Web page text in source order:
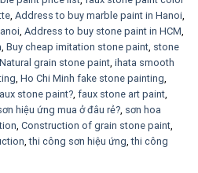
, Address to buy marble paint in Hanoi,
, Address to buy stone paint in HCM,
, Buy cheap imitation stone paint, stone
Natural grain stone paint, ihata smooth
, Ho Chi Minh fake stone painting,
stone paint?, faux stone art paint,
hiệu ứng mua ở đâu rẻ?, sơn hoa
, Construction of grain stone paint,
,thi công sơn hiệu ứng,thi công